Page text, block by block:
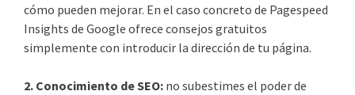
cómo pueden mejorar. En el caso concreto de Pagespeed
Insights de Google ofrece consejos gratuitos
simplemente con introducir la dirección de tu página.
2. Conocimiento de SEO: no subestimes el poder de